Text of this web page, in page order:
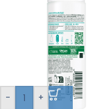
- +